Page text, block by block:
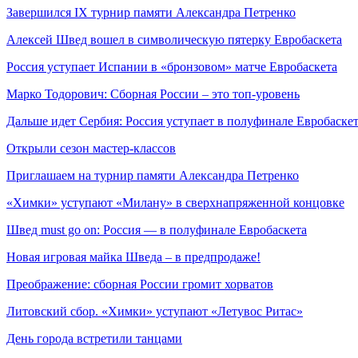
Завершился IX турнир памяти Александра Петренко
Алексей Швед вошел в символическую пятерку Евробаскета
Россия уступает Испании в «бронзовом» матче Евробаскета
Марко Тодорович: Сборная России – это топ-уровень
Дальше идет Сербия: Россия уступает в полуфинале
Открыли сезон мастер-классов
Приглашаем на турнир памяти Александра Петренко
«Химки» уступают «Милану» в сверхнапряженной концовке
Швед must go on: Россия — в полуфинале Евробаскета
Новая игровая майка Шведа – в предпродаже!
Преображение: сборная России громит хорватов
Литовский сбор. «Химки» уступают «Летувос Ритас»
День города встретили танцами